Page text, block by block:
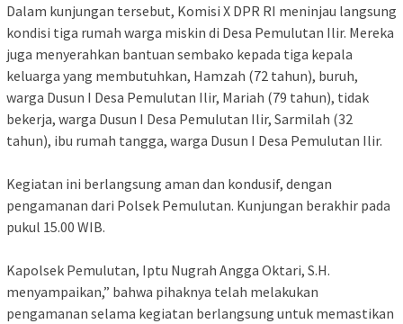
Dalam kunjungan tersebut, Komisi X DPR RI meninjau langsung
kondisi tiga rumah warga miskin di Desa Pemulutan Ilir. Mereka
juga menyerahkan bantuan sembako kepada tiga kepala
keluarga yang membutuhkan, Hamzah (72 tahun), buruh,
warga Dusun I Desa Pemulutan Ilir, Mariah (79 tahun), tidak
bekerja, warga Dusun I Desa Pemulutan Ilir, Sarmilah (32
tahun), ibu rumah tangga, warga Dusun I Desa Pemulutan Ilir.
Kegiatan ini berlangsung aman dan kondusif, dengan
pengamanan dari Polsek Pemulutan. Kunjungan berakhir pada
pukul 15.00 WIB.
Kapolsek Pemulutan, Iptu Nugrah Angga Oktari, S.H.
menyampaikan,” bahwa pihaknya telah melakukan
pengamanan selama kegiatan berlangsung untuk memastikan